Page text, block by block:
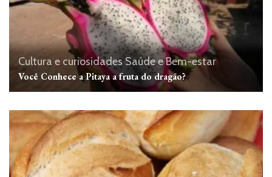
Cultura e curiosidades Saúde e Bem-estar
Você Conhece a Pitaya a fruta do dragão?